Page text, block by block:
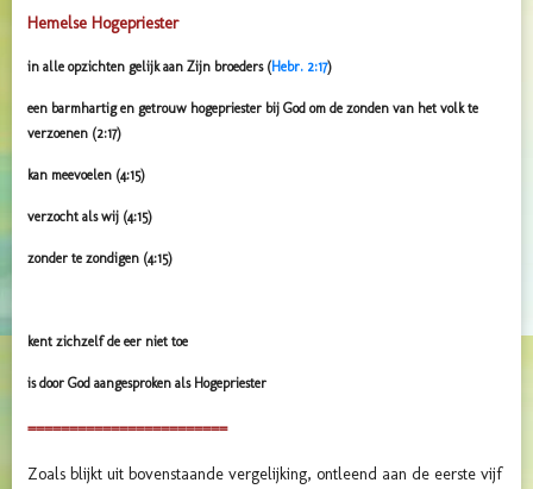
Hemelse Hogepriester
in alle opzichten gelijk aan Zijn broeders (Hebr. 2:17)
een barmhartig en getrouw hogepriester bij God om de zonden van het volk te
verzoenen (2:17)
kan meevoelen (4:15)
verzocht als wij (4:15)
zonder te zondigen (4:15)
kent zichzelf de eer niet toe
is door God aangesproken als Hogepriester
========================
Zoals blijkt uit bovenstaande vergelijking, ontleend aan de eerste vijf